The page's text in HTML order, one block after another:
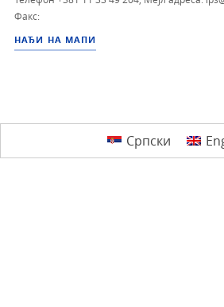
Факс:
НАЂИ НА МАПИ
Српски